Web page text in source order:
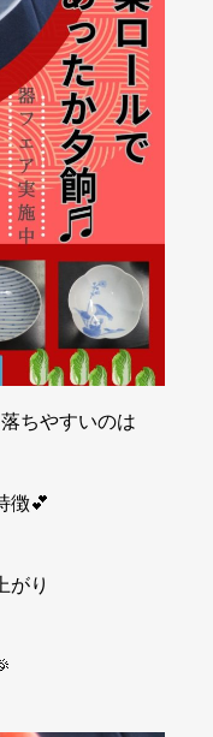
ちやすいのは
徴💕
がり